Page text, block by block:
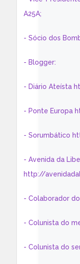
A25A;
- Sócio dos
- Blogger:
- Diário Ateísta
- Ponte Europa
- Sorumbático
- Avenida da
http://
- Colaborador
- Colunista do
- Colunista do